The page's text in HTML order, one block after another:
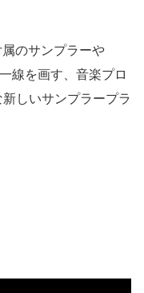
のサンプラーや
線を画す、音楽プロ
しいサンプラープラ